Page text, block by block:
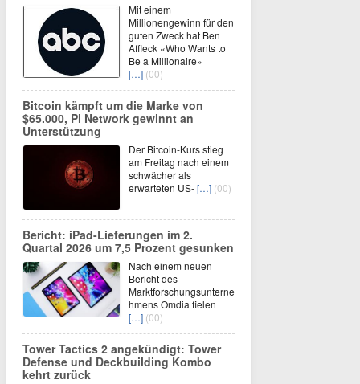
Mit einem
Millionengewinn für den
guten Zweck hat Ben
Affleck «Who Wants to
Be a Millionaire»
[…] (00)
Bitcoin kämpft um die Marke von
$65.000, Pi Network gewinnt an
Unterstützung
Der Bitcoin-Kurs stieg
am Freitag nach einem
schwächer als
erwarteten US-[…] (00)
Bericht: iPad-Lieferungen im 2.
Quartal 2026 um 7,5 Prozent gesunken
Nach einem neuen
Bericht des
Marktforschungsunterne
hmens Omdia fielen
[…] (00)
Tower Tactics 2 angekündigt: Tower
Defense und Deckbuilding Kombo
kehrt zurück